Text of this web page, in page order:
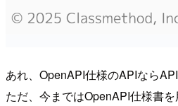
あれ、OpenAPI仕様のAPIなら
ただ、今まではOpenAPI仕様書